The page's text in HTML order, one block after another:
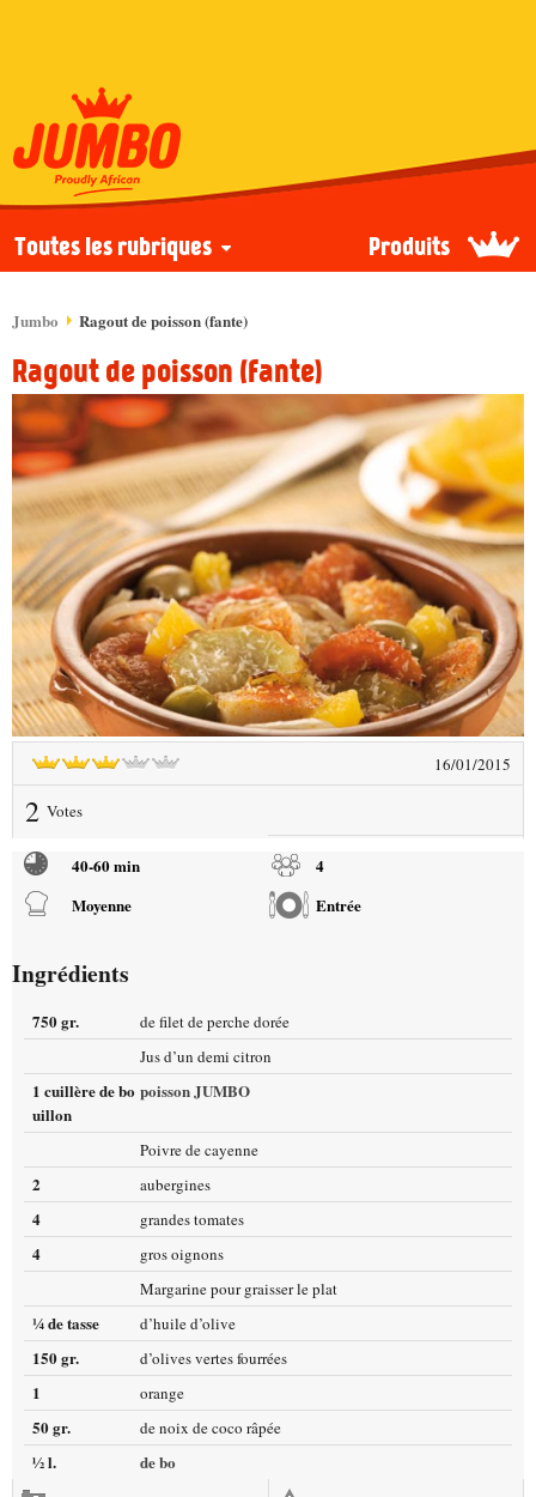
Toutes les rubriques Produits
Jumbo Ragout de poisson (fante)
Ragout de poisson (fante)
16/01/2015
Votes
2
40-60 min
4
Moyenne
Entrée
Ingrédients
750 gr.
de filet de perche dorée
Jus d’un demi citron
1 cuillère de bo
uillon
poisson JUMBO
Poivre de cayenne
2 aubergines
4 grandes tomates
4
gros oignons
Margarine pour graisser le plat
¼ de tasse d’huile d’olive
150 gr. d’olives vertes fourrées
1 orange
50 gr. de noix de coco râpée
½ l. de bo